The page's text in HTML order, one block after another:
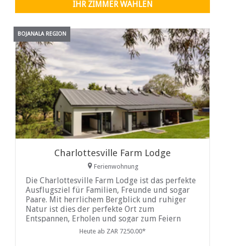
IHR ZIMMER WÄHLEN
BOJANALA REGION
Charlottesville Farm Lodge
Ferienwohnung
Die Charlottesville Farm Lodge ist das perfekte
Ausflugsziel für Familien, Freunde und sogar
Paare. Mit herrlichem Bergblick und ruhiger
Natur ist dies der perfekte Ort zum
Entspannen, Erholen und sogar zum Feiern
eines besonderen Tages und Anlasses.
Heute ab ZAR 7250.00*